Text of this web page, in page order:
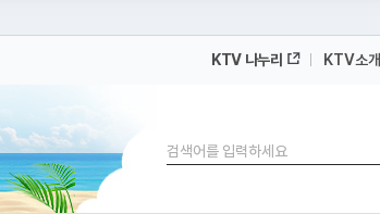
인해 보세요
KTV 나누리 KTV소개
검색